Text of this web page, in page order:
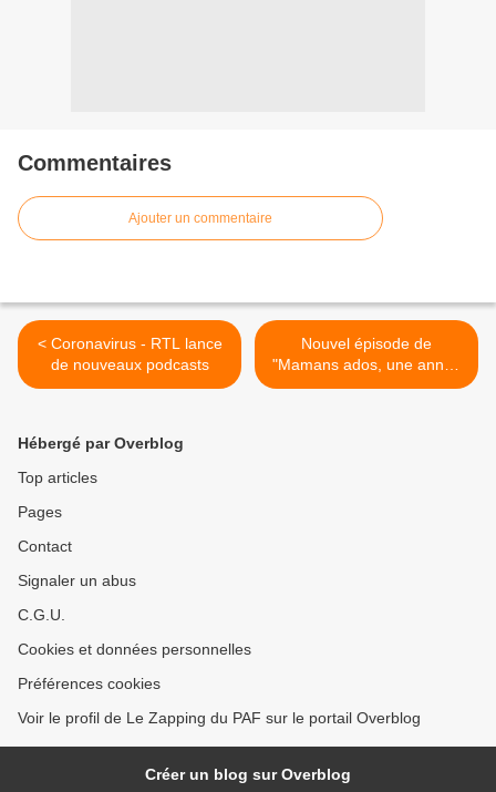
Commentaires
Ajouter un commentaire
< Coronavirus - RTL lance
de nouveaux podcasts
Nouvel épisode de
"Mamans ados, une année
qui va tout changer" ce soir
Hébergé par Overblog
Top articles
Pages
Contact
Signaler un abus
C.G.U.
Cookies et données personnelles
Préférences cookies
Voir le profil de Le Zapping du PAF sur le portail Overblog
Créer un blog sur Overblog